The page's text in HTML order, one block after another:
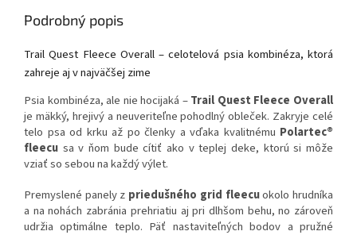
Podrobný popis
Trail Quest Fleece Overall – celotelová psia kombinéza, ktorá
zahreje aj v najväčšej zime
Psia kombinéza, ale nie hocijaká –Trail Quest Fleece Overall
je mäkký, hrejivý a neuveriteľne pohodlný obleček. Zakryje celé
telo psa od krku až po členky a vďaka kvalitnému Polartec®
fleecu sa v ňom bude cítiť ako v teplej deke, ktorú si môže
vziať so sebou na každý výlet.
Premyslené panely z priedušného grid fleecuokolo hrudníka
a na nohách zabránia prehriatiu aj pri dlhšom behu, no zároveň
udržia optimálne teplo. Päť nastaviteľných bodov a pružné